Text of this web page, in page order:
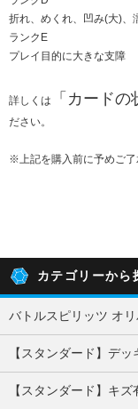
折れ、めくれ、凹み(大)、
ランクE
プレイ目的に大きな支障
詳しくは 「 カードの
ださい。
※上記を購入前に予めご了
カテゴリーから
バトルスピリッツ オリ
【スタンダード】デッ
【スタンダード】キズ